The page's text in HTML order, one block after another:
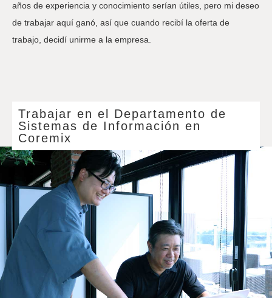
años de experiencia y conocimiento serían útiles, pero mi deseo
de trabajar aquí ganó, así que cuando recibí la oferta de
trabajo, decidí unirme a la empresa.
Trabajar en el Departamento de
Sistemas de Información en
Coremix